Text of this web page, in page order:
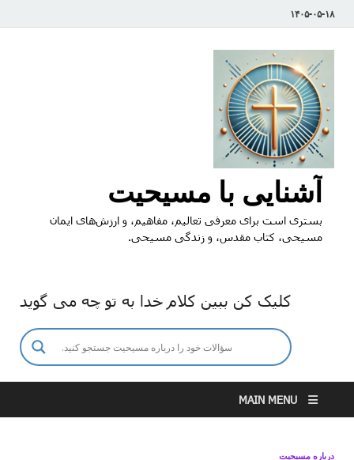
۱۴۰۵-۰۵-۱۸
آشنایی با مسیحیت
بستری است برای معرفی تعالیم، مفاهیم، و ارزش‌های ایمان
مسیحی، کتاب مقدس، و زندگی مسیحی.
کلیک کن ببین کلام خدا به تو چه می گوید
MAIN MENU
درباره مسیحیت